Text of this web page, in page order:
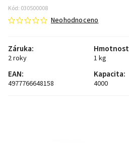
Kód: 030500008
Neohodnoceno
Záruka:
2 roky
Hmotnost
1 kg
EAN:
4977766648158
Kapacita:
4000